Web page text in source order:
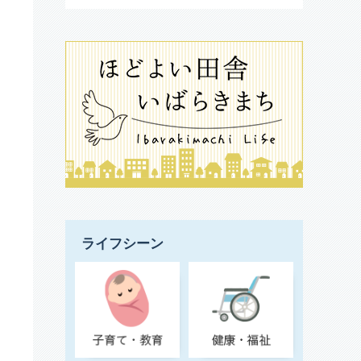
ライフシーン